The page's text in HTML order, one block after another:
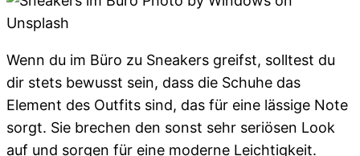
Wenn du im Büro zu Sneakers greifst, solltest du
dir stets bewusst sein, dass die Schuhe das
Element des Outfits sind, das für eine lässige Note
sorgt. Sie brechen den sonst sehr seriösen Look
auf und sorgen für eine moderne Leichtigkeit.